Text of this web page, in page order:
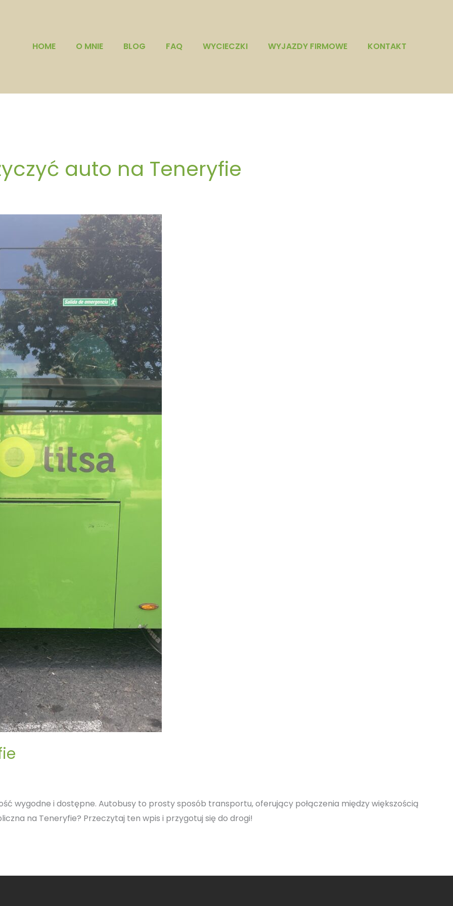
HOME
O MNIE BLOG FAQ WYCIECZKI WYJAZDY FIRMOWE KONTAKT
auto na Teneryfie
wygodne i dostępne. Autobusy to prosty sposób transportu, oferujący połączenia między większością
na Teneryfie? Przeczytaj ten wpis i przygotuj się do drogi!